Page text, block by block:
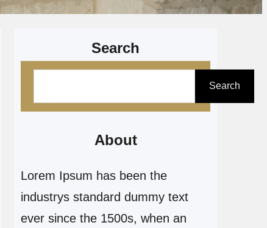
Search
s
i
s
a
Search
About
Lorem Ipsum has been the
industrys standard dummy text
ever since the 1500s, when an